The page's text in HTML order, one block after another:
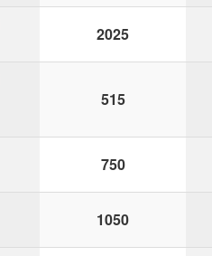
2025
515
750
1050